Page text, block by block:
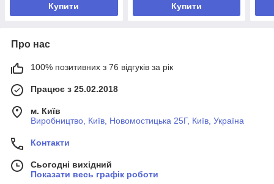
Купити Купити
Про нас
100% позитивних з 76 відгуків за рік
Працює з 25.02.2018
м. Київ
Виробництво, Київ, Новомостицька 25Г, Київ, Україна
Контакти
Сьогодні вихідний
Показати весь графік роботи